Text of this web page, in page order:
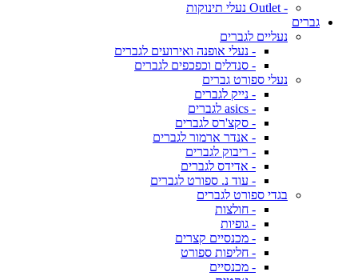
- Outlet נעלי תינוקות
גברים
נעליים לגברים
- נעלי אופנה ואירועים לגברים
- סנדלים וכפכפים לגברים
נעלי ספורט גברים
- נייק לגברים
- asics לגברים
- סקצ'רס לגברים
- אנדר ארמור לגברים
- ריבוק לגברים
- אדידס לגברים
- עוד נ. ספורט לגברים
בגדי ספורט לגברים
- חולצות
- גופיות
- מכנסיים קצרים
- חליפות ספורט
- מכנסיים